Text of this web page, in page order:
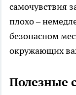
самочувствия
плохо –
безопасном
окружающих
Полезные